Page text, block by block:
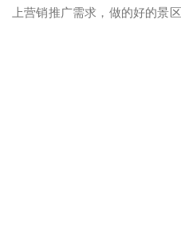
上营销推广需求，做的好的景